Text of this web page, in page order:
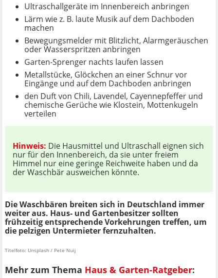
Ultraschallgeräte im Innenbereich anbringen
Lärm wie z. B. laute Musik auf dem Dachboden
machen
Bewegungsmelder mit Blitzlicht, Alarmgeräuschen
oder Wasserspritzen anbringen
Garten-Sprenger nachts laufen lassen
Metallstücke, Glöckchen an einer Schnur vor
Eingänge und auf dem Dachboden anbringen
den Duft von Chili, Lavendel, Cayennepfeffer und
chemische Gerüche wie Klostein, Mottenkugeln
verteilen
Hinweis: Die Hausmittel und Ultraschall eignen sich
nur für den Innenbereich, da sie unter freiem
Himmel nur eine geringe Reichweite haben und da
der Waschbär ausweichen könnte.
Die Waschbären breiten sich in Deutschland immer
weiter aus. Haus- und Gartenbesitzer sollten
frühzeitig entsprechende Vorkehrungen treffen, um
die pelzigen Untermieter fernzuhalten.
Titelfoto: Unsplash / Pete Nuij
Mehr zum Thema Haus & Garten-Ratgeber: